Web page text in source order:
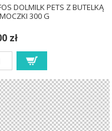
DOLMILK PETS Z BUTELKĄ
300 G
zł